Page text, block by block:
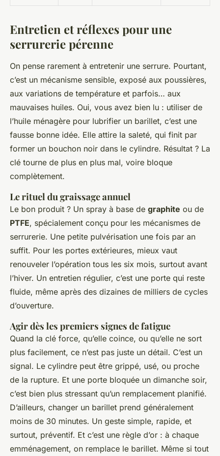
Entretien et réflexes pour une
serrurerie pérenne
On pense rarement à entretenir une serrure. Pourtant,
c’est un mécanisme sensible, exposé aux poussières,
aux variations de température et parfois… aux
mauvaises huiles. Oui, vous avez bien lu : utiliser de
l’huile ménagère pour lubrifier un barillet, c’est une
fausse bonne idée. Elle attire la saleté, qui finit par
former un bouchon noir dans le cylindre. Résultat ? La
clé tourne de plus en plus mal, voire bloque
complètement.
Le rituel du graissage annuel
Le bon produit ? Un spray à base de graphite ou de
PTFE, spécialement conçu pour les mécanismes de
serrurerie. Une petite pulvérisation une fois par an
suffit. Pour les portes extérieures, mieux vaut
renouveler l’opération tous les six mois, surtout avant
l’hiver. Un entretien régulier, c’est une porte qui reste
fluide, même après des dizaines de milliers de cycles
d’ouverture.
Agir dès les premiers signes de fatigue
Quand la clé force, qu’elle coince, ou qu’elle ne sort
plus facilement, ce n’est pas juste un détail. C’est un
signal. Le cylindre peut être grippé, usé, ou proche
de la rupture. Et une porte bloquée un dimanche soir,
c’est bien plus stressant qu’un remplacement planifié.
D’ailleurs, changer un barillet prend généralement
moins de 30 minutes. Un geste simple, rapide, et
surtout, préventif. Et c’est une règle d’or : à chaque
emménagement, on remplace le barillet. Même si tout